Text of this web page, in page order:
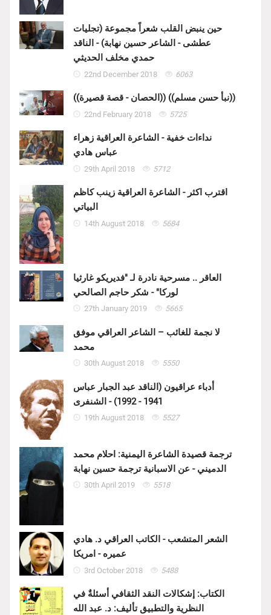
حين ينبض القلب شعراً مجموعة (تجليات
عطشى - الشاعر حسين نهابة) - الناقد
حمدي مخلف الحديثي
22nd December 2018 6063
((الحصان - قصة قصيرة)) ((نبأ حسن مسلم))
22nd February 2018 5725
نداءات خفية - الشاعرة العراقية زهراء
عباس هادي
29th April 2018 5712
اقترب اكثر - الشاعرة العراقية زينب كاظم
البياتي
14th August 2018 5684
العاقر .. مسرحية نادرة لـ "فديريكو غارثيا
لوركا" - شكر حاجم الصالحي
27th January 2019 5665
لا نجمة للغائب – الشاعر العراقي موفق
محمد
30th August 2018 5550
أدباء عراقيون (الناقد عبد الجبار عباس
1941 - 1992) - الشنفرى
19th August 2018 5527
ترجمة قصيدة الشاعرة اليمنية: احلام محمد
الدميني - عن الاسبانية ترجمة حسين نهابة
30th April 2019 5518
الشعر المتشعب - الكاتب العراقي د. هادي
عميره - امريكا
3rd October 2018 5488
الكتاب: إشكالات النقد الثقافي أسئلةٌ في
النظرية والتطبيق تأليف: د. عبد الله